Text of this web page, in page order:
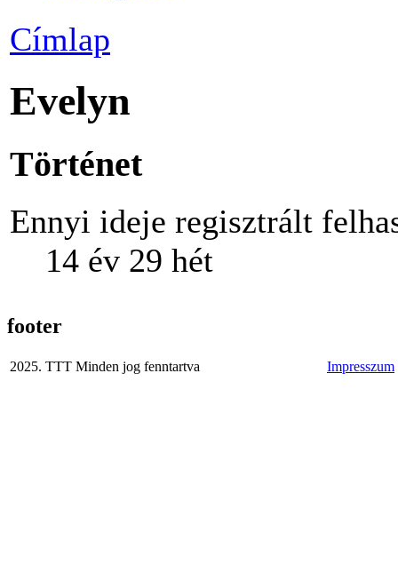
Címlap
Evelyn
Történet
Ennyi ideje regisztrált
14 év 29 hét
footer
2025. TTT Minden jog fenntartva Impresszum